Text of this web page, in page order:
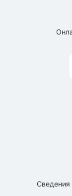
Сведения